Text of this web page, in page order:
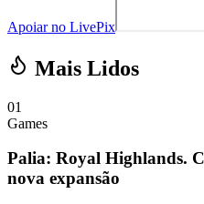
Apoiar no LivePix
Mais Lidos
01
Games
Palia: Royal Highlands.
nova expansão